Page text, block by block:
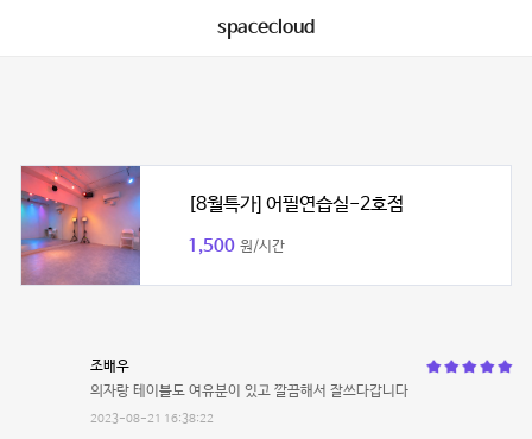
spacecloud
[8월특가] 어필연습실-2호점
1,500 원/시간
조배우
의자랑 테이블도 여유분이 있고 깔끔해서 잘쓰다갑니다
2023-08-21 16:38:22